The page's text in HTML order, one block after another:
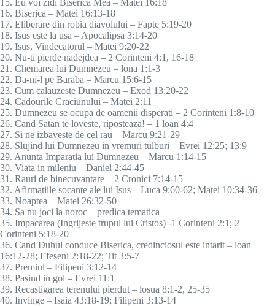
16. Biserica – Matei 16:13-18
17. Eliberare din robia diavolului – Fapte 5:19-20
18. Isus este la usa – Apocalipsa 3:14-20
19. Isus, Vindecatorul – Matei 9:20-22
20. Nu-ti pierde nadejdea – 2 Corinteni 4:1, 16-18
21. Chemarea lui Dumnezeu – lona 1:1-3
22. Da-ni-l pe Baraba – Marcu 15:6-15
23. Cum calauzeste Dumnezeu – Exod 13:20-22
24. Cadourile Craciunului – Matei 2:11
25. Dumnezeu se ocupa de oamenii disperati – 2 Corinteni 1:8-10
26. Cand Satan te loveste, riposteaza! – 1 loan 4:4
27. Si ne izbaveste de cel rau – Marcu 9:21-29
28. Slujind lui Dumnezeu in vremuri tulburi – Evrei 12:25; 13:9
29. Anunta Imparatia lui Dumnezeu – Marcu 1:14-15
30. Viata in mileniu – Daniel 2:44-45
31. Rauri de binecuvantare – 2 Cronici 7:14-15
32. Afirmatiile socante ale lui Isus – Luca 9:60-62; Matei 10:34-36
33. Noaptea – Matei 26:32-50
34. Sa nu joci la noroc – predica tematica
35. Impacarea (Ingrijeste trupul lui Cristos) -1 Corinteni 2:1; 2
Corinteni 5:18-20
36. Cand Duhul conduce Biserica, credinciosul este intarit – loan
16:12-28; Efeseni 2:18-22; Tit 3:5-7
37. Premiul – Filipeni 3:12-14
38. Pasind in gol – Evrei 11:1
39. Recastigarea terenului pierdut – losua 8:1-2, 25-35
40. Invinge – Isaia 43:18-19; Filipeni 3:13-14